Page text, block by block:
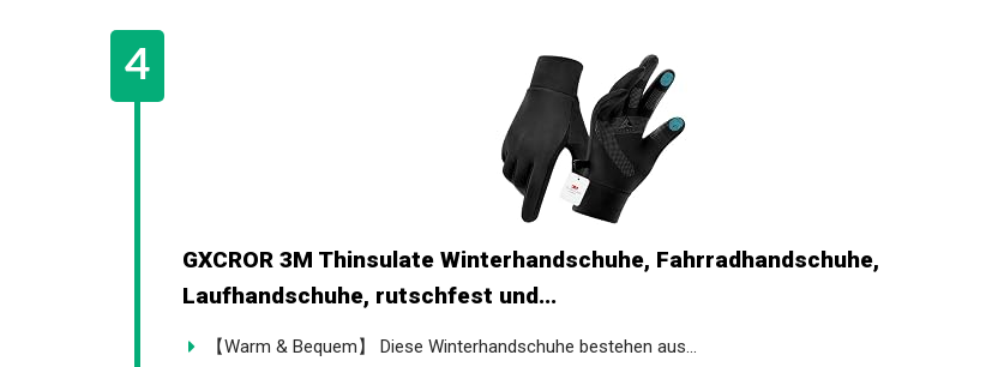
GXCROR 3M Thinsulate Winterhandschuhe, Fahrradhandschuhe,
Laufhandschuhe, rutschfest und...
【Warm & Bequem】 Diese Winterhandschuhe bestehen aus...